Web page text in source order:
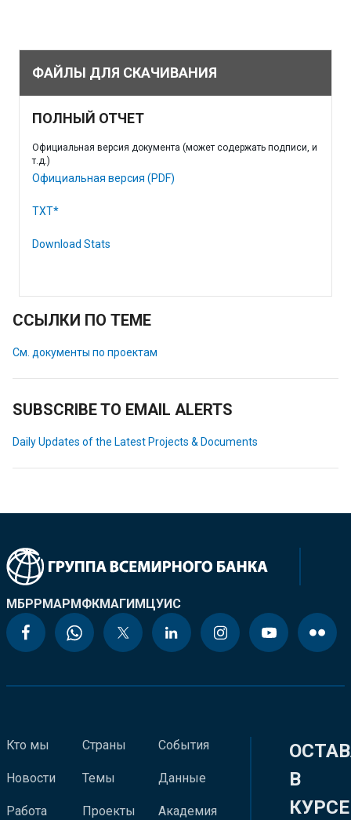
ФАЙЛЫ ДЛЯ СКАЧИВАНИЯ
ПОЛНЫЙ ОТЧЕТ
Официальная версия документа (может содержать подписи, и
т.д.)
Официальная версия (PDF)
TXT*
Download Stats
ССЫЛКИ ПО ТЕМЕ
См. документы по проектам
SUBSCRIBE TO EMAIL ALERTS
Daily Updates of the Latest Projects & Documents
МБРРМАРМФКМАГИМЦУИС
Кто мы
Новости
Работа
Страны
Темы
Проекты
События
Данные
Академия
В
КУРСЕ